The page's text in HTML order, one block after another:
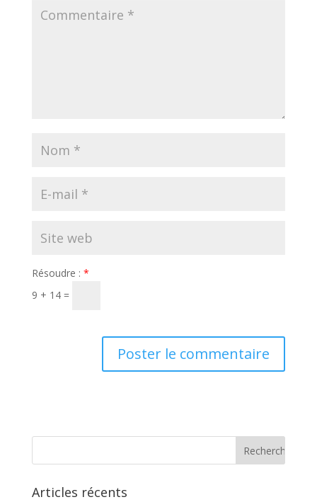
Résoudre : *
9 + 14 =
Articles récents